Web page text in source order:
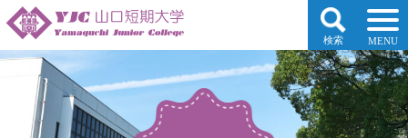
検索 MENU